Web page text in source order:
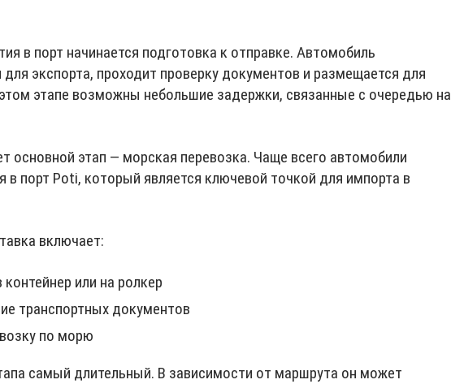
в порт начинается подготовка к отправке. Автомобиль
экспорта, проходит проверку документов и размещается для
этапе возможны небольшие задержки, связанные с очередью на
основной этап — морская перевозка. Чаще всего автомобили
в порт Poti, который является ключевой точкой для импорта в
включает:
контейнер или на ролкер
транспортных документов
по морю
самый длительный. В зависимости от маршрута он может